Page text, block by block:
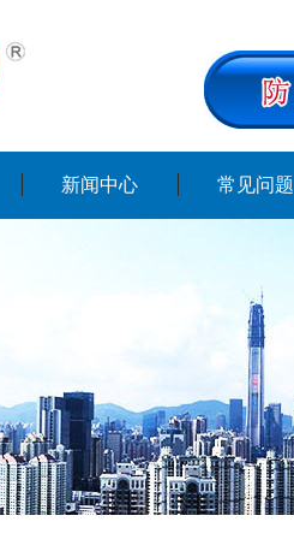
新闻中心 常见问题